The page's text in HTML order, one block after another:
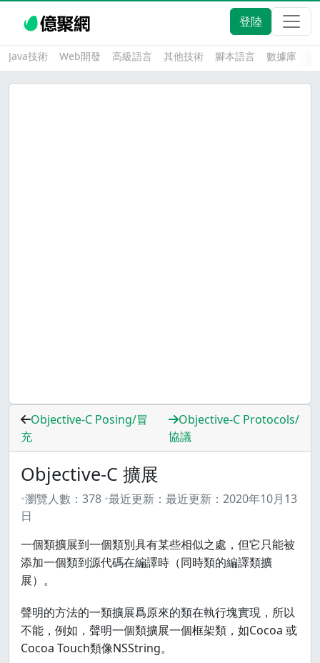
登陸
Java技術 Web開發 高級語言 其他技術 腳本語言 數據庫
Objective-C Posing/冒
充
Objective-C Protocols/
協議
Objective-C 擴展
瀏覽人數： 378 最近更新： 最近更新： 2020年10月13
日
一個類擴展到一個類別具有某些相似之處，但它只能被
添加一個類到源代碼在編譯時（同時類的編譯類擴
展）。
聲明的方法的一類擴展爲原來的類在執行塊實現，所以
不能，例如，聲明一個類擴展一個框架類，如Cocoa 或
Cocoa Touch類像NSString。